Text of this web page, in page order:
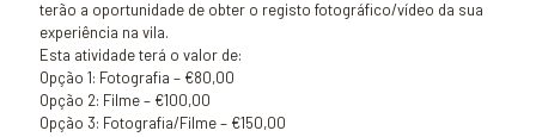
terão a oportunidade de obter o registo fotográfico/vídeo da sua
experiência na vila.
Esta atividade terá o valor de:
Opção 1: Fotografia – €80,00
Opção 2: Filme – €100,00
Opção 3: Fotografia/Filme – €150,00